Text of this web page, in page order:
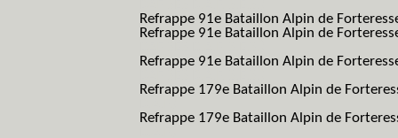
Refrappe 91e Bataillon Alpin de
Refrappe 91e Bataillon Alpin de
Refrappe 91e Bataillon Alpin de
Refrappe 179e Bataillon Alpin de
Refrappe 179e Bataillon Alpin de